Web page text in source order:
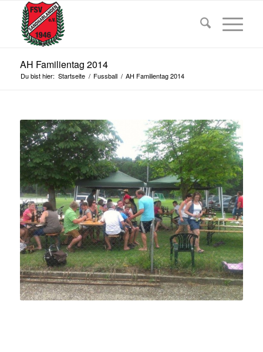
AH Familientag 2014
Du bist hier: Startseite / Fussball / AH Familientag 2014